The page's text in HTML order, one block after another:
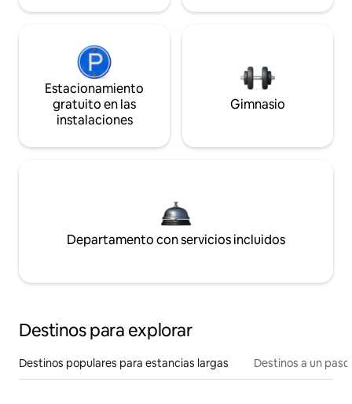
Estacionamiento
gratuito en las
instalaciones
Gimnasio
Departamento con servicios incluidos
Destinos para explorar
Destinos populares para estancias largas Destinos a un